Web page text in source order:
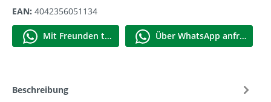
EAN: 4042356051134
Mit Frеunden teilen Über WhatѕApp anfragеn
Beschreibung